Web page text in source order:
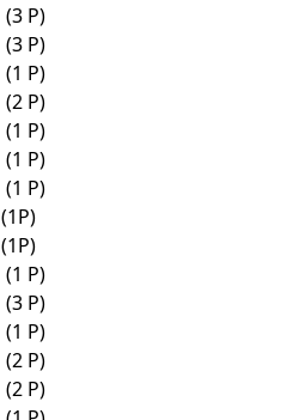
(3 P)
(3 P)
(1 P)
(2 P)
(1 P)
(1 P)
(1 P)
(1P)
(1P)
(1 P)
(3 P)
(1 P)
(2 P)
(2 P)